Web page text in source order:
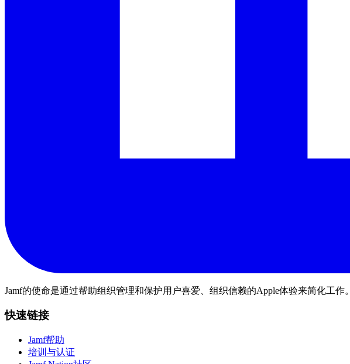
Jamf的使命是通过帮助组织管理和保护用户喜爱、组织信赖的Apple体验来简化工作。
快速链接
Jamf帮助
培训与认证